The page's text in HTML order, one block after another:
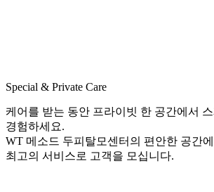
Special & Private Care
케어를 받는 동안 프라이빗 한 공간에서
경험하세요.
WT 메소드 두피탈모센터의 편안한 공간
최고의 서비스로 고객을 모십니다.